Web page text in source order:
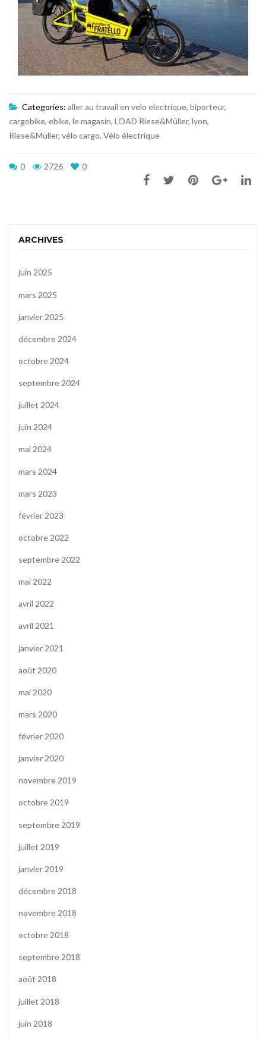
Categories: aller au travail en velo electrique, biporteur,
cargobike, ebike, le magasin, LOAD Riese&Müller, lyon,
Riese&Müller, vélo cargo, Vélo électrique
0 2726 0
ARCHIVES
juin 2025
mars 2025
janvier 2025
décembre 2024
octobre 2024
septembre 2024
juillet 2024
juin 2024
mai 2024
mars 2024
mars 2023
février 2023
octobre 2022
septembre 2022
mai 2022
avril 2022
avril 2021
janvier 2021
août 2020
mai 2020
mars 2020
février 2020
janvier 2020
novembre 2019
octobre 2019
septembre 2019
juillet 2019
janvier 2019
décembre 2018
novembre 2018
octobre 2018
septembre 2018
août 2018
juillet 2018
juin 2018